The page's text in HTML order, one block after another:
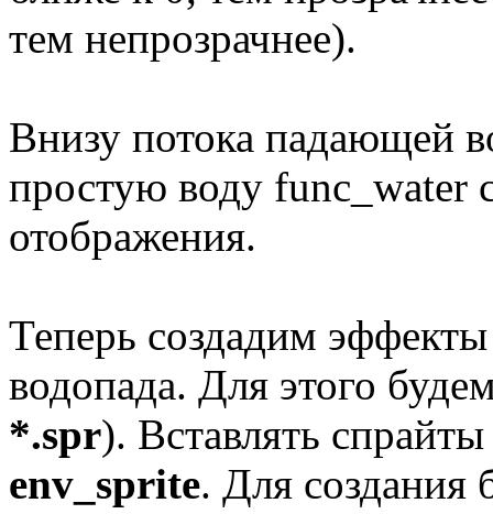
тем непрозрачнее).
Внизу потока падающей
простую воду func_water
отображения.
Теперь создадим
водопада. Для этого
*.spr). Вставлять
env_sprite. Для создания